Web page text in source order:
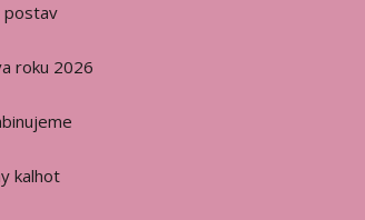
postav
roku 2026
kalhot